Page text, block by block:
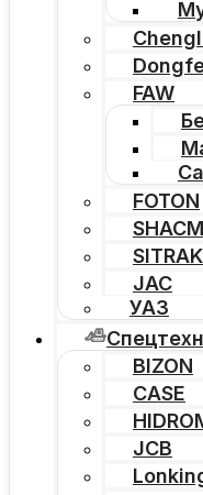
FAW
FOTON
JAC
УАЗ
BIZON
CASE
JCB